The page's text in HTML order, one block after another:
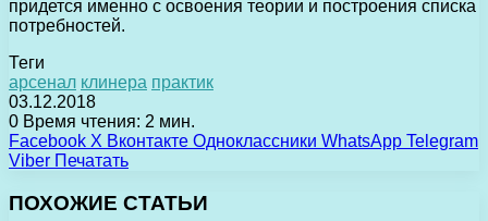
придется именно с освоения теории и построения списка
потребностей.
Теги
арсенал клинера практик
03.12.2018
0 Время чтения: 2 мин.
Facebook X Вконтакте Одноклассники WhatsApp Telegram
Viber Печатать
ПОХОЖИЕ СТАТЬИ